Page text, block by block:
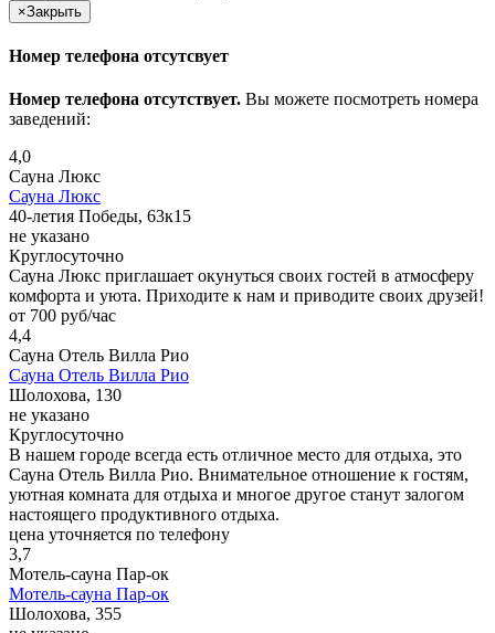
×Закрыть
Номер телефона отсутсвует
Номер телефона отсутствует. Вы можете посмотреть номера
заведений:
4,0
Сауна Люкс
Сауна Люкс
40-летия Победы, 63к15
не указано
Круглосуточно
Сауна Люкс приглашает окунуться своих гостей в атмосферу
комфорта и уюта. Приходите к нам и приводите своих друзей!
от 700 руб/час
4,4
Сауна Отель Вилла Рио
Сауна Отель Вилла Рио
Шолохова, 130
не указано
Круглосуточно
В нашем городе всегда есть отличное место для отдыха, это
Сауна Отель Вилла Рио. Внимательное отношение к гостям,
уютная комната для отдыха и многое другое станут залогом
настоящего продуктивного отдыха.
цена уточняется по телефону
3,7
Мотель-сауна Пар-ок
Мотель-сауна Пар-ок
Шолохова, 355